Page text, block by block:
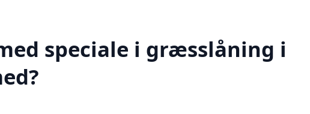
speciale i græsslåning i